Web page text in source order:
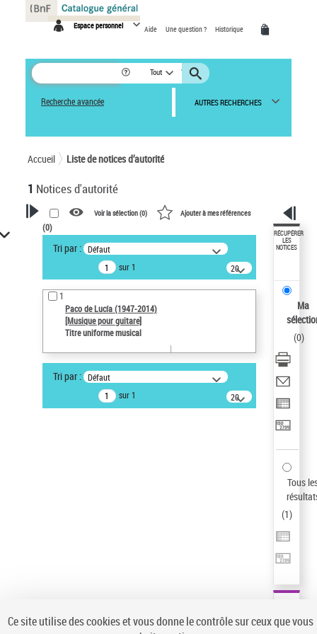
Espace personnel Aide Une question ? Historique
Tout
Recherche avancée AUTRES RECHERCHES
Accueil Liste de notices d’autorité
1 Notices d'autorité
VOTRE RECHERCHE
Recherche avancée dans les
notices d’autorité
Œuvres liées à l'auteur :
Paco de Lucía (1947-2014)
Sauvegarder votre recherche
AFFINER
Type de notice d'autorité
Voir la sélection (0) Ajouter à mes références
(0)
Tri par : Défaut
sur 1
20
résultats/page
1
Paco de Lucía (1947-2014)
[Musique pour guitare]
Titre uniforme musical
Tri par : Défaut
sur 1
20
résultats/page
RÉCUPÉRER
LES
NOTICES
Ma
(0)
Tous
(1)
Panneau de gestion des cookies
Ce site utilise des cookies et vous donne le contrôle sur ceux que vous